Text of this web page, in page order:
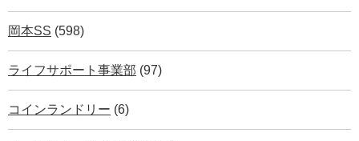
岡本SS (598)
ライフサポート事業部 (97)
コインランドリー (6)